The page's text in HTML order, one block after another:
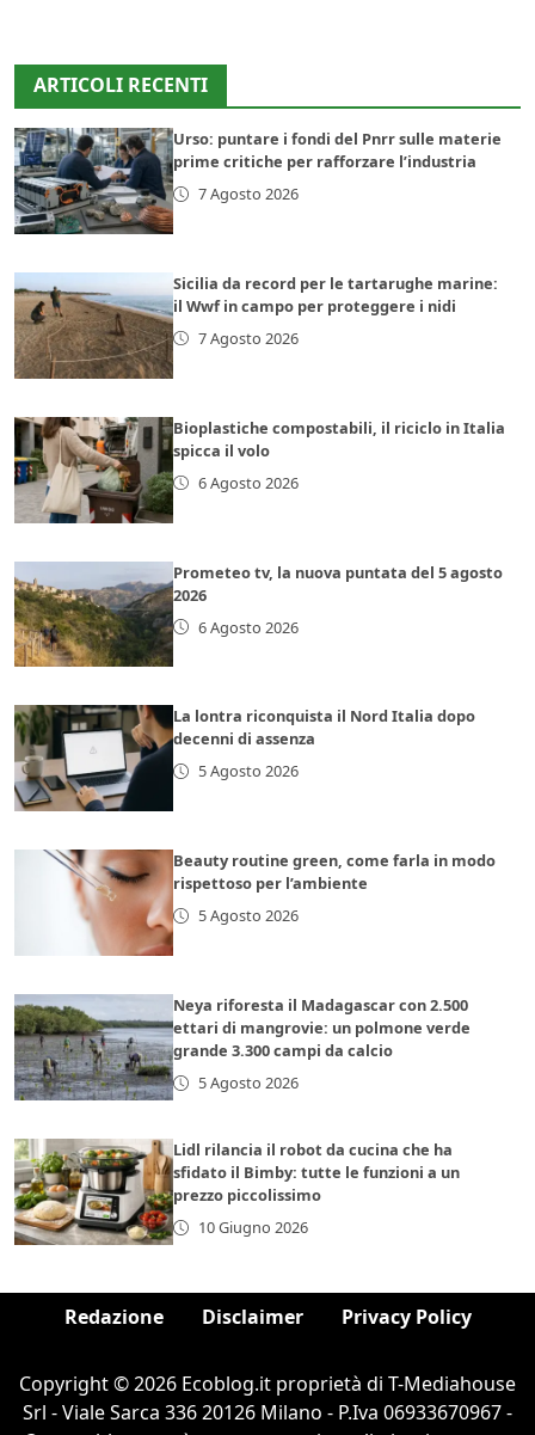
ARTICOLI RECENTI
Urso: puntare i fondi del Pnrr sulle materie
prime critiche per rafforzare l’industria
7 Agosto 2026
Sicilia da record per le tartarughe marine:
il Wwf in campo per proteggere i nidi
7 Agosto 2026
Bioplastiche compostabili, il riciclo in Italia
spicca il volo
6 Agosto 2026
Prometeo tv, la nuova puntata del 5 agosto
2026
6 Agosto 2026
La lontra riconquista il Nord Italia dopo
decenni di assenza
5 Agosto 2026
Beauty routine green, come farla in modo
rispettoso per l’ambiente
5 Agosto 2026
Neya riforesta il Madagascar con 2.500
ettari di mangrovie: un polmone verde
grande 3.300 campi da calcio
5 Agosto 2026
Lidl rilancia il robot da cucina che ha
sfidato il Bimby: tutte le funzioni a un
prezzo piccolissimo
10 Giugno 2026
Redazione Disclaimer Privacy Policy
Copyright © 2026 Ecoblog.it proprietà di T-Mediahouse
Srl - Viale Sarca 336 20126 Milano - P.Iva 06933670967 -